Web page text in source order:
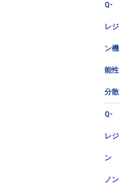
Q-
レジ
ン機
能性
分散
Q-
レジ
ン
ノン